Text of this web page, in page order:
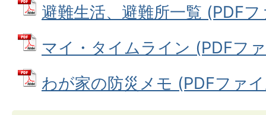
避難生活、避難所一覧 (PDF
マイ・タイムライン (PDFフ
わが家の防災メモ (PDFファ